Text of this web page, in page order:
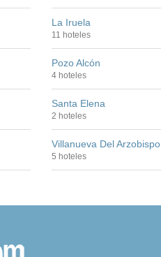
La Iruela
11 hoteles
Pozo Alcón
4 hoteles
Santa Elena
2 hoteles
Villanueva Del Arzobispo
5 hoteles